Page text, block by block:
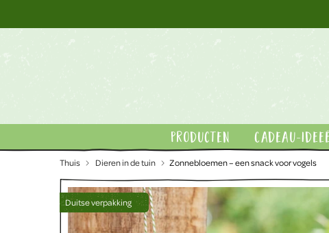
naar
Producten Cadeau-
Thuis Dieren in de tuin Zonnebloemen – een snack voor vogels
Duitse verpakking